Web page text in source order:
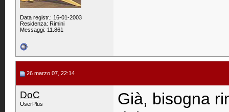
Data registr.: 16-01-2003
Residenza: Rimini
Messaggi: 11.861
26 marzo 07, 22:14
DoC
UserPlus
Già, bisogna